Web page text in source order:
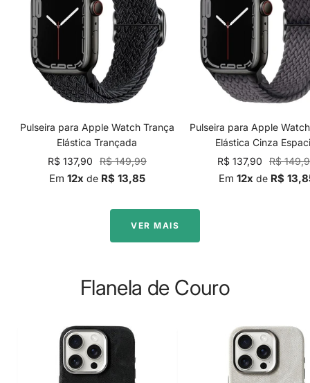
Pulseira para Apple Watch Trança
Elástica Trançada
Preço
promocional
R$ 137,90
Preço
normal
R$ 149,99
Em 12x de R$ 13,85
Pulseira para Apple
Elástica Cinza
Preço
promocional
R$ 137,90
Preço
normal
R$
Em 12x de R$
VER MAIS
Flanela de Couro